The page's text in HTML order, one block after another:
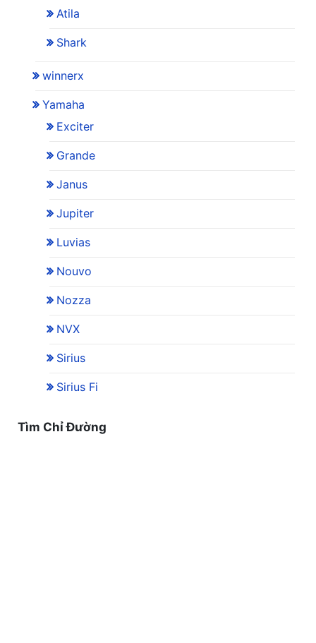
Atila
Shark
winnerx
Yamaha
Exciter
Grande
Janus
Jupiter
Luvias
Nouvo
Nozza
NVX
Sirius
Sirius Fi
Tìm Chỉ Đường